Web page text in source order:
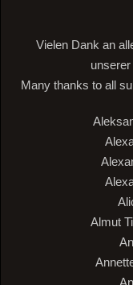
Vielen Dank an
Many thanks to all
Almut